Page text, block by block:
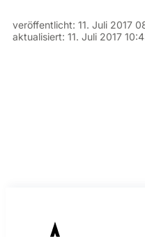
veröffentlicht: 11. Juli 2017
aktualisiert: 11. Juli 2017